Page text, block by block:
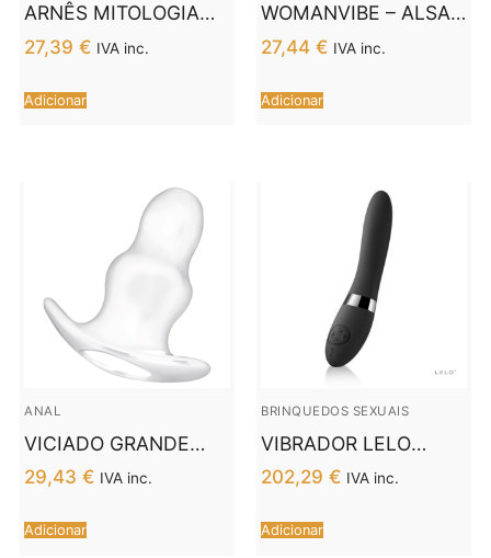
ARNÊS MITOLOGIA
FANTASY – BRONZE
L/XL
27,39 € IVA inc.
Adicionar
WOMANVIBE – ALSAN
EGG CONTROLE
REMOTO PRETO
SILICONE PRETO
27,44 € IVA inc.
Adicionar
ANAL
VICIADO GRANDE
DILADOR ANAL 15 CM
– TRANSPARENTE
29,43 € IVA inc.
Adicionar
BRINQUEDOS SEXUAIS
VIBRADOR LELO
ELISE 2 PRETO
202,29 € IVA inc.
Adicionar